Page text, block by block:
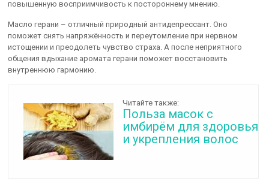
повышенную восприимчивость к постороннему мнению.
Масло герани – отличный природный антидепрессант. Оно
поможет снять напряжённость и переутомление при нервном
истощении и преодолеть чувство страха. А после неприятного
общения вдыхание аромата герани поможет восстановить
внутреннюю гармонию.
Читайте также:
Польза масок с
имбирём для здоровья
и укрепления волос